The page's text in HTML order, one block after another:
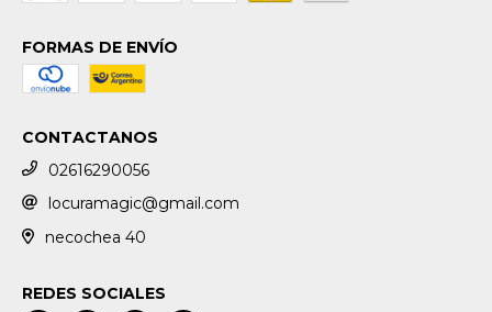
FORMAS DE ENVÍO
CONTACTANOS
02616290056
locuramagic@gmail.com
necochea 40
REDES SOCIALES